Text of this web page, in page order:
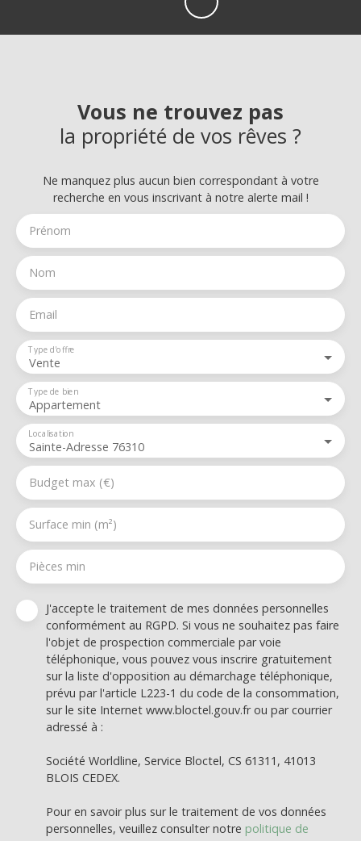
Vous ne trouvez pas
la propriété de vos rêves ?
Ne manquez plus aucun bien correspondant à votre
recherche en vous inscrivant à notre alerte mail !
Prénom
Nom
Email
Vente
Type d'offre
Appartement
Type de bien
Sainte-Adresse 76310
Localisation
Budget max (€)
Surface min (m²)
Pièces min
J'accepte le traitement de mes données personnelles
conformément au RGPD. Si vous ne souhaitez pas faire
l'objet de prospection commerciale par voie
téléphonique, vous pouvez vous inscrire gratuitement
sur la liste d'opposition au démarchage téléphonique,
prévu par l'article L223-1 du code de la consommation,
sur le site Internet www.bloctel.gouv.fr ou par courrier
adressé à :
Société Worldline, Service Bloctel, CS 61311, 41013
BLOIS CEDEX.
Pour en savoir plus sur le traitement de vos données
personnelles, veuillez consulter notre politique de